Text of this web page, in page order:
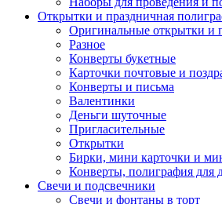
Открытки и праздничная
Оригинальные открытки и
Разное
Конверты букетные
Карточки почтовые и
Конверты и письма
Валентинки
Деньги шуточные
Пригласительные
Открытки
Бирки, мини карточки и
Конверты, полиграфия для
Свечи и подсвечники
Свечи и фонтаны в торт